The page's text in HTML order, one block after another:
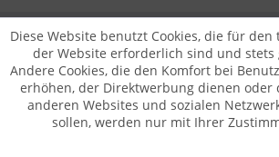
Diese Website benutzt Cookies, die für
der Website erforderlich sind und stets
Andere Cookies, die den Komfort bei
erhöhen, der Direktwerbung dienen oder
anderen Websites und sozialen
sollen, werden nur mit Ihrer